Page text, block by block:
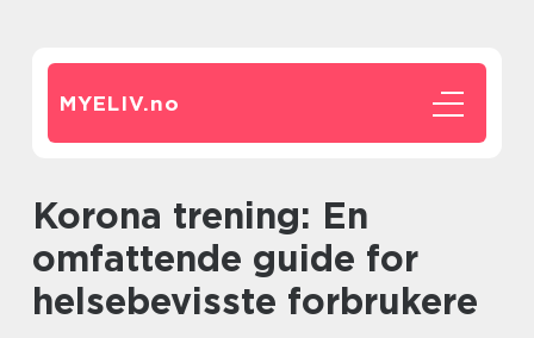
MYELIV.no
Korona trening: En
omfattende guide for
helsebevisste forbrukere